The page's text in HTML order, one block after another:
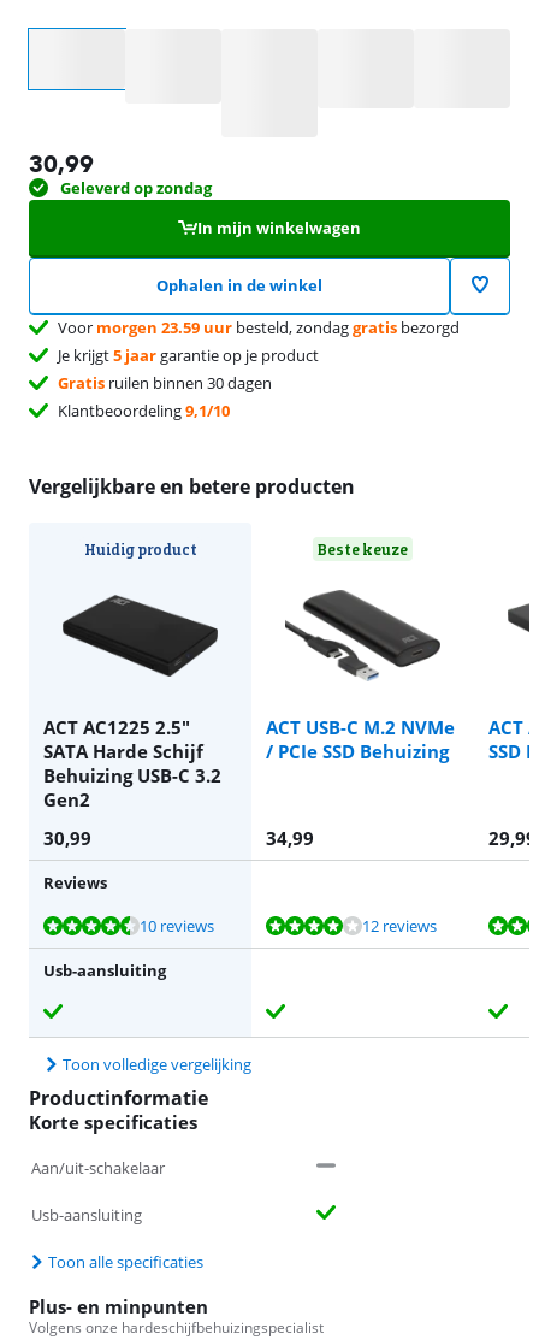
30,99
Geleverd op zondag
In mijn winkelwagen
Ophalen in de winkel
Voor morgen 23.59 uur besteld, zondaggratis bezorgd
Je krijgt5 jaargarantie op je product
Gratis ruilen binnen 30 dagen
Klantbeoordeling9,1/10
Vergelijkbare en betere producten
Huidig product
ACT AC1225 2.5"
SATA Harde Schijf
Behuizing USB-C 3.2
Gen2
Beste keuze
ACT USB-C M.2 NVMe
/ PCIe SSD Behuizing
ACT
SSD
30,99 34,99 29,99
Reviews
Beoordeling is 8,8 van de 10, gebaseerd op 10 reviews.
10 reviews
Beoordeling is 8,2 van de 10, gebaseerd op 12 reviews.12 reviews
Beoordeling is 7,9 van de 10, gebaseerd op 31 reviews.
Beoordeling is 9,3 van de 10, gebaseerd op 11 reviews.
Beoordeling is 9,6 van de 10, gebaseerd op 10 reviews.
Usb-aansluiting
Toon volledige vergelijking
Productinformatie
Korte specificaties
Aan/uit-schakelaar
Usb-aansluiting
Toon alle specificaties
Plus- en minpunten
Volgens onze hardeschijfbehuizingspecialist